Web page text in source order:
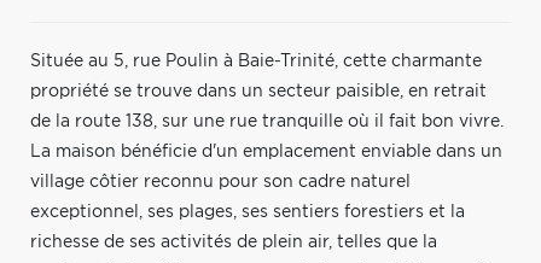
Située au 5, rue Poulin à Baie-Trinité, cette charmante
propriété se trouve dans un secteur paisible, en retrait
de la route 138, sur une rue tranquille où il fait bon vivre.
La maison bénéficie d'un emplacement enviable dans un
village côtier reconnu pour son cadre naturel
exceptionnel, ses plages, ses sentiers forestiers et la
richesse de ses activités de plein air, telles que la